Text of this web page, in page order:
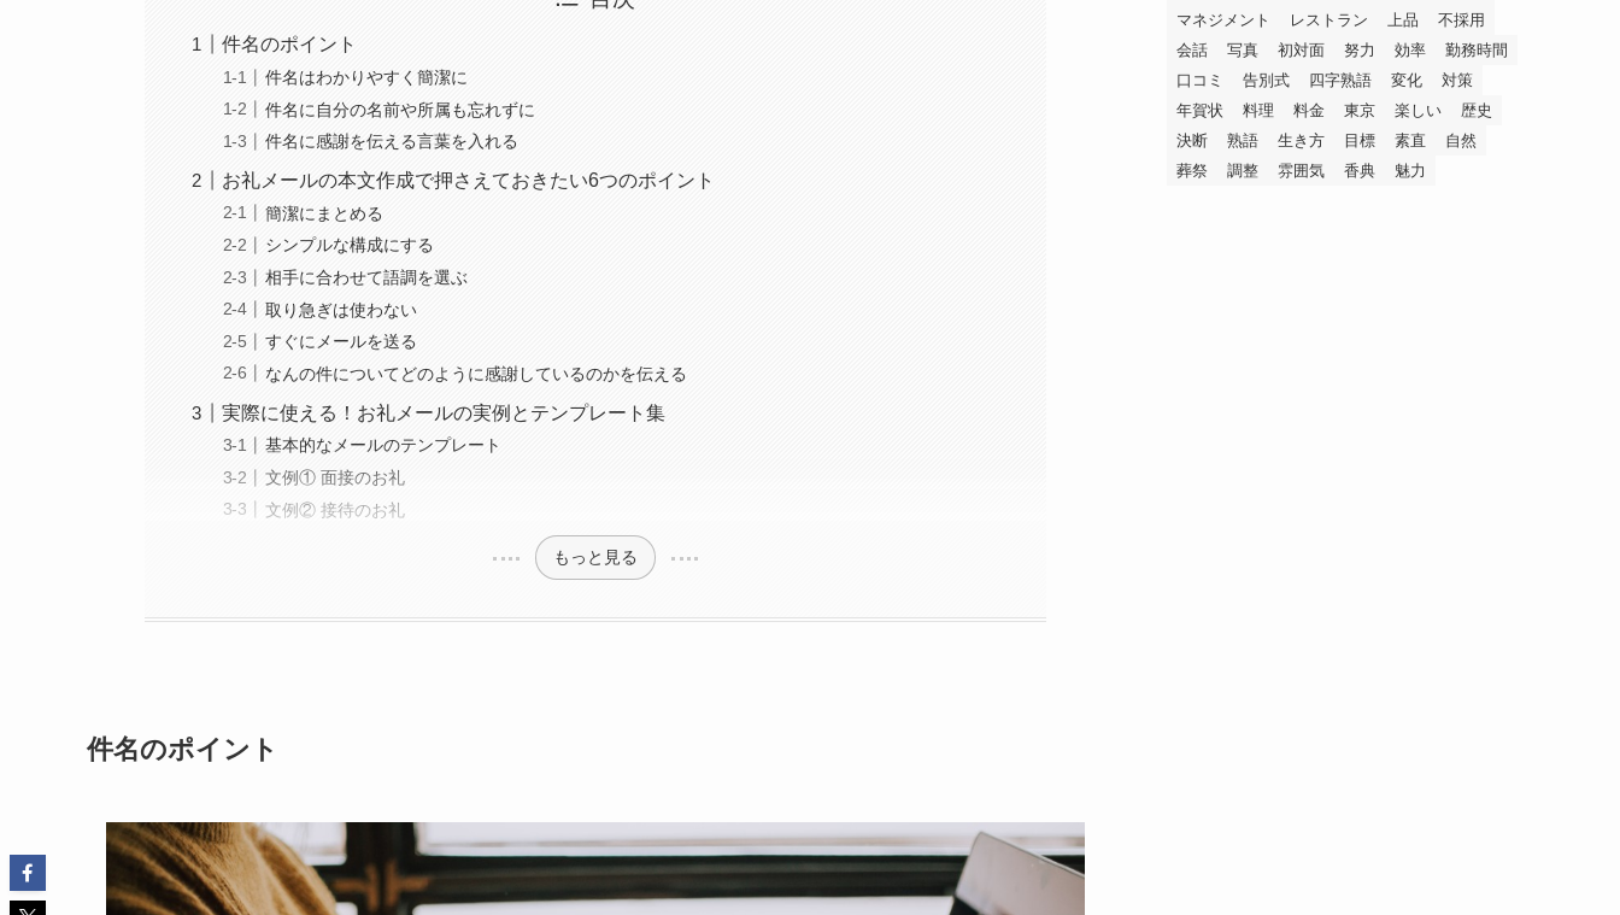
件名のポイント
件名はわかりやすく簡潔に
件名に自分の名前や所属も忘れずに
件名に感謝を伝える言葉を入れる
お礼メールの本文作成で押さえておきたい6つのポイント
簡潔にまとめる
シンプルな構成にする
相手に合わせて語調を選ぶ
取り急ぎは使わない
すぐにメールを送る
なんの件についてどのように感謝しているのかを伝える
実際に使える！お礼メールの実例とテンプレート集
基本的なメールのテンプレート
文例① 面接のお礼
文例② 接待のお礼
もっと見る
件名のポイント
マネジメント
レストラン 上品
不採用
会話
写真 初対面 努力 効率
勤務時間
口コミ
告別式 四字熟語 変化
対策
年賀状
料理 料金 東京 楽しい
歴史
決断
熟語 生き方 目標 素直
自然
葬祭
調整 雰囲気 香典 魅力